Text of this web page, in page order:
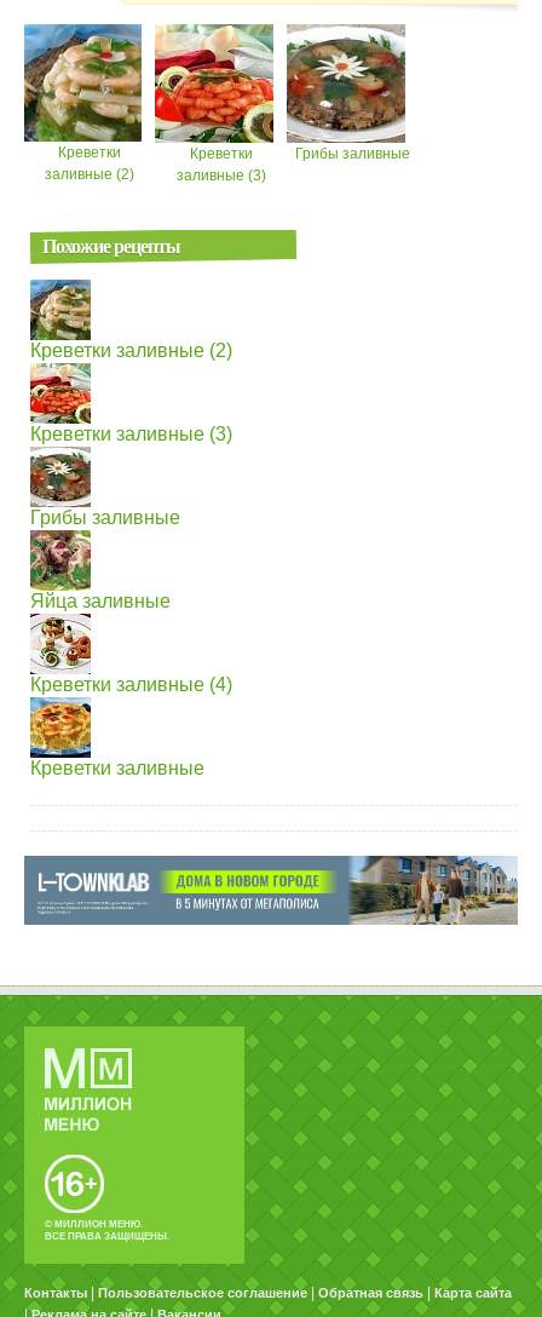
Креветки
заливные (2)
Креветки
заливные (3)
Грибы заливные
Похожие рецепты
Креветки заливные (2)
Креветки заливные (3)
Грибы заливные
Яйца заливные
Креветки заливные (4)
Креветки заливные
© МИЛЛИОН МЕНЮ.
ВСЕ ПРАВА ЗАЩИЩЕНЫ.
Контакты Пользовательское соглашение Обратная связь Карта сайта